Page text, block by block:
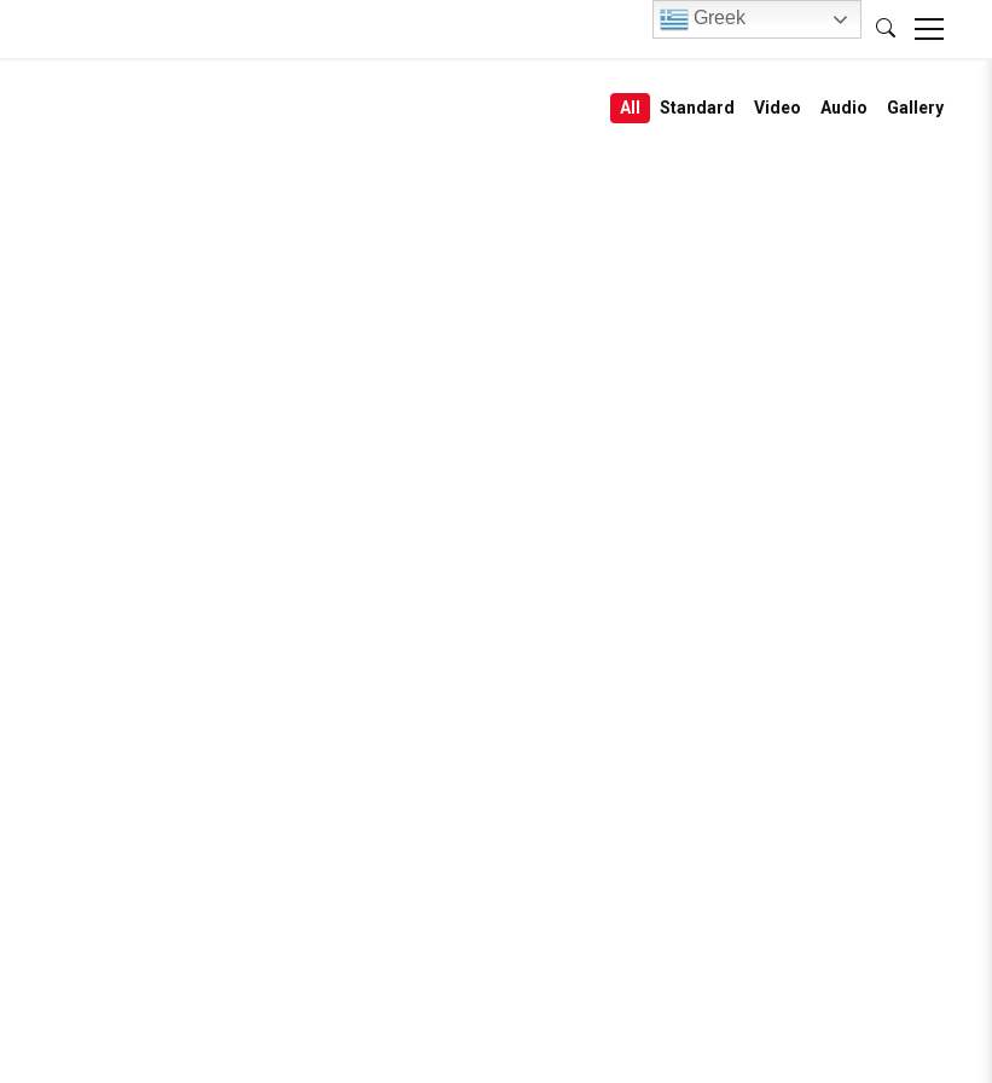
All Standard Video Audio Gallery
Greek